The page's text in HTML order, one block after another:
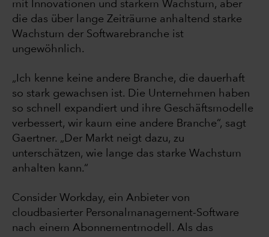
mit Innovationen und starkem Wachstum, aber
die das über lange Zeiträume anhaltend starke
Wachstum der Softwarebranche ist
ungewöhnlich.
„Ich kenne keine andere Branche, die dauerhaft
so stark gewachsen ist. Die Unternehmen haben
so schnell expandiert und ihre Geschäftsmodelle
verbessert, wir kaum eine andere Branche“, sagt
Gaertner. „Der Markt neigt dazu, zu
unterschätzen, wie lange das starke Wachstum
anhalten kann.“
Consider Workday, ein Anbieter von
cloudbasierter Personalmanagement-Software
nach einem Abonnementmodell. Als das